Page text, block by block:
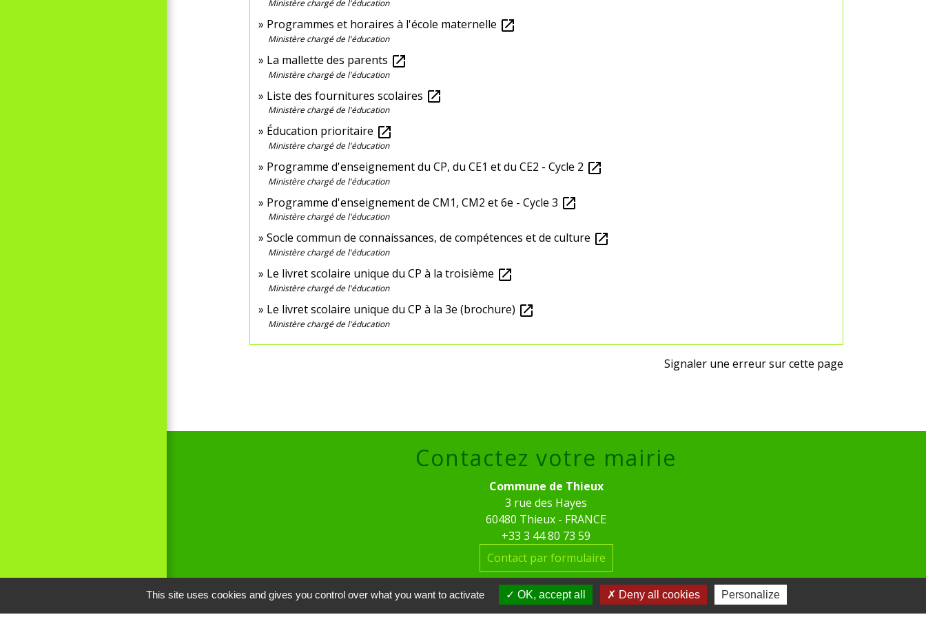
Ministère chargé de l'éducation
Programmes et horaires à l'école maternelle open_in_new
Ministère chargé de l'éducation
La mallette des parents open_in_new
Ministère chargé de l'éducation
Liste des fournitures scolaires open_in_new
Ministère chargé de l'éducation
Éducation prioritaire open_in_new
Ministère chargé de l'éducation
Programme d'enseignement du CP, du CE1 et du CE2 - Cycle 2 open_in_new
Ministère chargé de l'éducation
Programme d'enseignement de CM1, CM2 et 6e - Cycle 3 open_in_new
Ministère chargé de l'éducation
Socle commun de connaissances, de compétences et de culture open_in_new
Ministère chargé de l'éducation
Le livret scolaire unique du CP à la troisième open_in_new
Ministère chargé de l'éducation
Le livret scolaire unique du CP à la 3e (brochure) open_in_new
Ministère chargé de l'éducation
Signaler une erreur sur cette page
Contactez votre mairie
Commune de Thieux
3 rue des Hayes
60480 Thieux - FRANCE
+33 3 44 80 73 59
Contact par formulaire
Horaires d'ouverture au public
le mardi de 16h00 à 18h00
This site uses cookies and gives you control over what you want to activate OK, accept all Deny all cookies Personalize